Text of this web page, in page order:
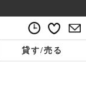
貸す/売る